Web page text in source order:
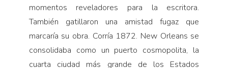
momentos reveladores para la escritora.
También gatillaron una amistad fugaz que
marcaría su obra. Corría 1872. New Orleans se
consolidaba como un puerto cosmopolita, la
cuarta ciudad más grande de los Estados